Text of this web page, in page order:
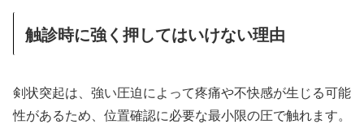
触診時に強く押してはいけない理由
剣状突起は、強い圧迫によって疼痛や不快感が生じる可能
性があるため、位置確認に必要な最小限の圧で触れます。